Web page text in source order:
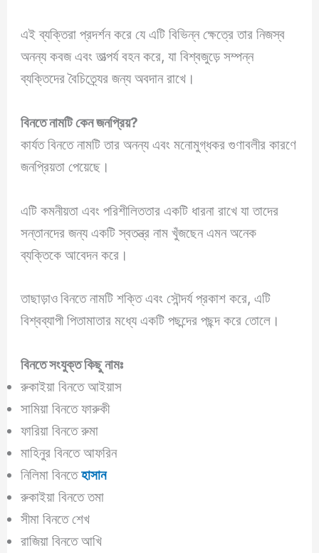
এই ব্যক্তিরা প্রদর্শন করে যে এটি বিভিন্ন ক্ষেত্রে তার নিজস্ব
অনন্য কবজ এবং তাত্পর্য বহন করে, যা বিশ্বজুড়ে সম্পন্ন
ব্যক্তিদের বৈচিত্র্যের জন্য অবদান রাখে।
বিনতেনামটি কেন জনপ্রিয়?
কার্যত বিনতে নামটি তার অনন্য এবং মনোমুগ্ধকর গুণাবলীর কারণে
জনপ্রিয়তা পেয়েছে।
এটি কমনীয়তা এবং পরিশীলিততার একটি ধারনা রাখে যা তাদের
সন্তানদের জন্য একটি স্বতন্ত্র নাম খুঁজছেন এমন অনেক
ব্যক্তিকে আবেদন করে।
তাছাড়াওবিনতে নামটি শক্তি এবং সৌন্দর্য প্রকাশ করে, এটি
বিশ্বব্যাপী পিতামাতার মধ্যে একটি পছন্দের পছন্দ করে তোলে।
বিনতেসংযুক্ত কিছু নামঃ
রুকাইয়া বিনতে আইয়াস
সামিয়া বিনতে ফারুকী
ফারিয়া বিনতে রুমা
মাহিনুর বিনতে আফরিন
নিলিমা বিনতেহাসান
রুকাইয়া বিনতে তমা
সীমা বিনতে শেখ
রাজিয়া বিনতে আখি